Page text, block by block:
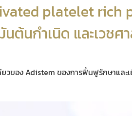
platelet rich
ต้นกำเนิด และเวชศ
ของ Adistem ของการฟื้นฟูรักษาและ